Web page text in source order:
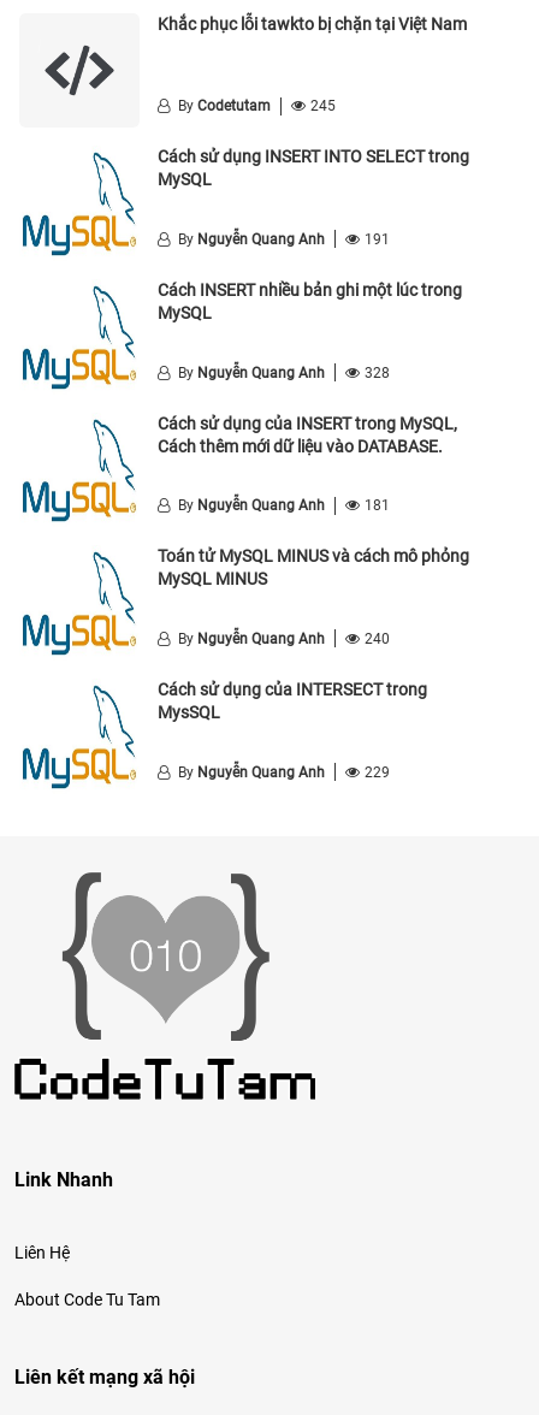
Khắc phục lỗi tawkto bị chặn tại Việt Nam
By Codetutam 245
Cách sử dụng INSERT INTO SELECT trong
MySQL
By Nguyễn Quang Anh 191
Cách INSERT nhiều bản ghi một lúc trong
MySQL
By Nguyễn Quang Anh 328
Cách sử dụng của INSERT trong MySQL,
Cách thêm mới dữ liệu vào DATABASE.
By Nguyễn Quang Anh 181
Toán tử MySQL MINUS và cách mô phỏng
MySQL MINUS
By Nguyễn Quang Anh 240
Cách sử dụng của INTERSECT trong
MysSQL
By Nguyễn Quang Anh 229
Link Nhanh
Liên Hệ
About Code Tu Tam
Liên kết mạng xã hội